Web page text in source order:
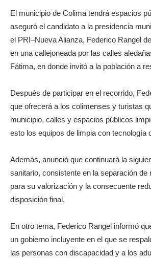
El municipio de Colima tendrá espacios
aseguró el candidato a la presidencia
el PRI–Nueva Alianza, Federico Rangel
en una callejoneada por las calles
Fátima, en donde invitó a la población a
Después de participar en el recorrido,
que ofrecerá a los colimenses y turistas
municipio, calles y espacios públicos
esto los equipos de limpia con tecnología
Además, anunció que continuará la
sanitario, consistente en la separación de
para su valorización y la consecuente
disposición final.
En otro tema, Federico Rangel informó
un gobierno incluyente en el que se
las personas con discapacidad y a los